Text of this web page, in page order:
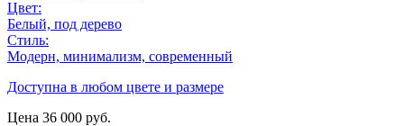
Цвет:
Белый, под дерево
Стиль:
Модерн, минимализм, современный
Доступна в любом цвете и размере
Цена 36 000 руб.